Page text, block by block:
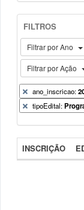
FILTROS
Filtrar por Ano
Filtrar por Ação
ano_inscricao:
tipoEdital:
INSCRIÇÃO